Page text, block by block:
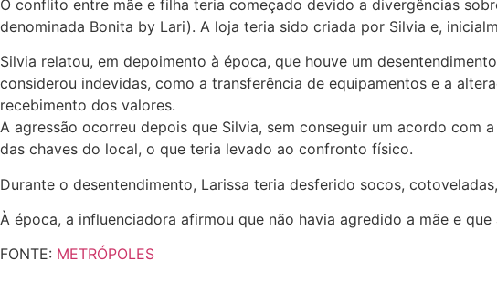
O conflito entre mãe e filha teria começado devido a divergências
denominada Bonita by Lari). A loja teria sido criada por Silvia e,
Silvia relatou, em depoimento à época, que houve um
considerou indevidas, como a transferência de equipamentos e a
recebimento dos valores.
A agressão ocorreu depois que Silvia, sem conseguir um acordo com
das chaves do local, o que teria levado ao confronto físico.
Durante o desentendimento, Larissa teria desferido socos,
À época, a influenciadora afirmou que não havia agredido a mãe e
FONTE: METRÓPOLES